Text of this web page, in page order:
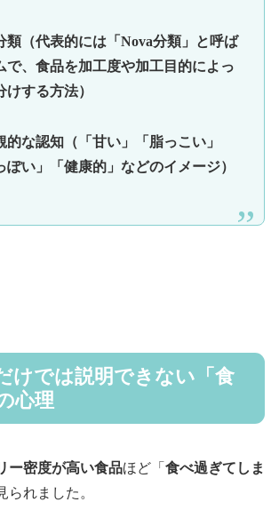
類（代表的には「Nova分類」と呼ば
で、食品を加工度や加工目的によっ
する方法）
的な認知（「甘い」「脂っこい」
ぽい」「健康的」などのイメージ）
けでは説明できない「食
心理
ー密度が高い食品ほど「 食べ過ぎてしま
られました。